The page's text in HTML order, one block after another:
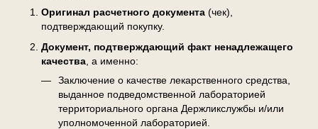
Оригинал расчетного документа (чек),
подтверждающий покупку.
Документ, подтверждающий факт ненадлежащего
качества , а именно:
Заключение о качестве лекарственного средства,
выданное подведомственной лабораторией
территориального органа Держликслужбы и/или
уполномоченной лабораторией.